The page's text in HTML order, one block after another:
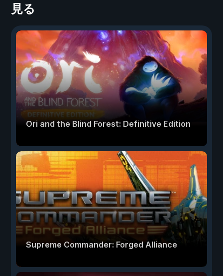
見る
Ori and the Blind Forest: Definitive Edition
Supreme Commander: Forged Alliance